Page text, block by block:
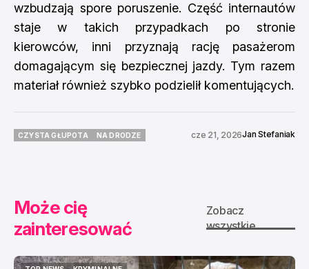
wzbudzają spore poruszenie. Część internautów
staje w takich przypadkach po stronie
kierowców, inni przyznają rację pasażerom
domagającym się bezpiecznej jazdy. Tym razem
materiał również szybko podzielił komentujących.
CZYSTA GŁUPOTA
NA DRODZE
cze 21, 2026Jan Stefaniak
Może cię
zainteresować
Zobacz
wszystkie